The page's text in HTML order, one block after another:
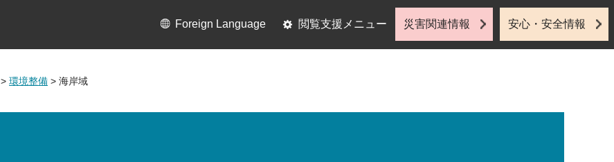
Foreign Language 閲覧支援メニュー 災害関連情報 安心・安全情報
> 環境整備 > 海岸域